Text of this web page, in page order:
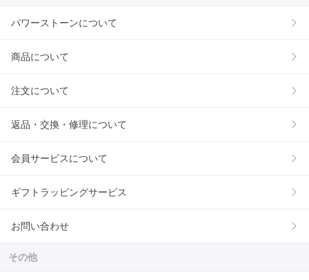
パワーストーンについて
商品について
注文について
返品・交換・修理について
会員サービスについて
ギフトラッピングサービス
お問い合わせ
その他